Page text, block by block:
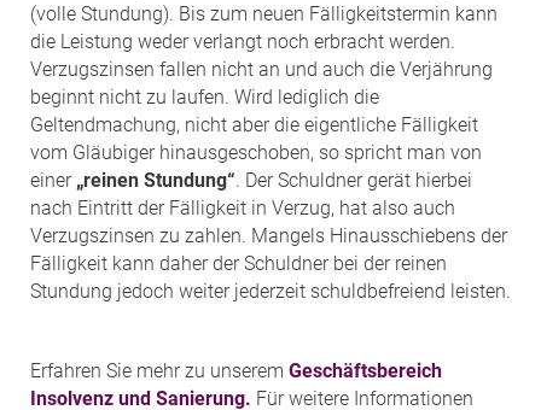
(volle Stundung). Bis zum neuen Fälligkeitstermin kann
die Leistung weder verlangt noch erbracht werden.
Verzugszinsen fallen nicht an und auch die Verjährung
beginnt nicht zu laufen. Wird lediglich die
Geltendmachung, nicht aber die eigentliche Fälligkeit
vom Gläubiger hinausgeschoben, so spricht man von
einer „reinen Stundung“. Der Schuldner gerät hierbei
nach Eintritt der Fälligkeit in Verzug, hat also auch
Verzugszinsen zu zahlen. Mangels Hinausschiebens der
Fälligkeit kann daher der Schuldner bei der reinen
Stundung jedoch weiter jederzeit schuldbefreiend leisten.
Erfahren Sie mehr zu unserem Geschäftsbereich
Insolvenz und Sanierung. Für weitere Informationen